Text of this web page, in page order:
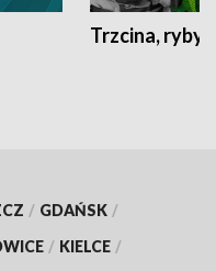
Trzcina, ryby
/ GDAŃSK /
/ KIELCE /